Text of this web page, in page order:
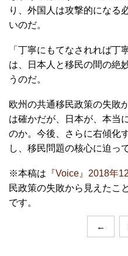
り、外国人は攻撃的になる
いのだ。
「丁寧にもてなされれば丁
は、日本人と移民の間の絶
うのだ。
欧州の共通移民政策の失敗
は確かだが、日本が、本当
のか。今後、さらに右傾化
し、移民問題の核心に迫っ
※本稿は 『Voice』2018年
民政策の失敗から見えたこ
です。
←